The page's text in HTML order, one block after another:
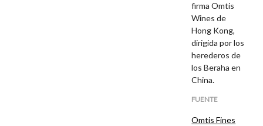
firma Omtis
Wines de
Hong Kong,
dirigida por los
herederos de
los Beraha en
China.
FUENTE
Omtis Fines